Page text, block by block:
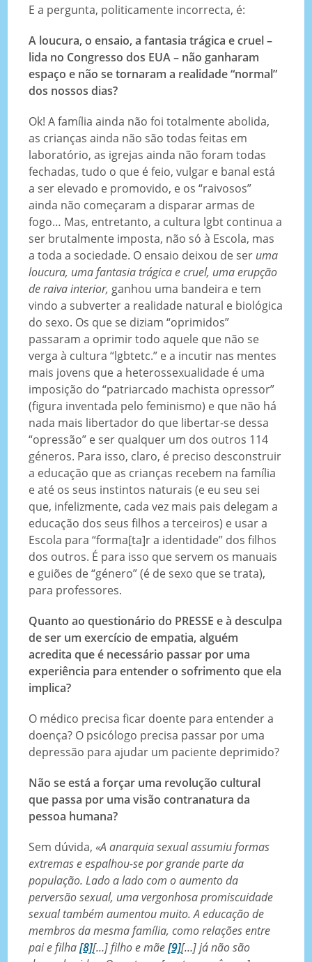
E a pergunta, politicamente incorrecta, é:
A loucura, o ensaio, a fantasia trágica e cruel –
lida no Congresso dos EUA – não ganharam
espaço e não se tornaram a realidade “normal”
dos nossos dias?
Ok! A família ainda não foi totalmente abolida,
as crianças ainda não são todas feitas em
laboratório, as igrejas ainda não foram todas
fechadas, tudo o que é feio, vulgar e banal está
a ser elevado e promovido, e os “raivosos”
ainda não começaram a disparar armas de
fogo… Mas, entretanto, a cultura lgbt continua a
ser brutalmente imposta, não só à Escola, mas
a toda a sociedade. O ensaio deixou de ser uma
loucura, uma fantasia trágica e cruel, uma erupção
de raiva interior, ganhou uma bandeira e tem
vindo a subverter a realidade natural e biológica
do sexo. Os que se diziam “oprimidos”
passaram a oprimir todo aquele que não se
verga à cultura “lgbtetc.” e a incutir nas mentes
mais jovens que a heterossexualidade é uma
imposição do “patriarcado machista opressor”
(figura inventada pelo feminismo) e que não há
nada mais libertador do que libertar-se dessa
“opressão” e ser qualquer um dos outros 114
géneros. Para isso, claro, é preciso desconstruir
a educação que as crianças recebem na família
e até os seus instintos naturais (e eu seu sei
que, infelizmente, cada vez mais pais delegam a
educação dos seus filhos a terceiros) e usar a
Escola para “forma[ta]r a identidade” dos filhos
dos outros. É para isso que servem os manuais
e guiões de “género” (é de sexo que se trata),
para professores.
Quanto ao questionário do PRESSE e à desculpa
de ser um exercício de empatia, alguém
acredita que é necessário passar por uma
experiência para entender o sofrimento que ela
implica?
O médico precisa ficar doente para entender a
doença? O psicólogo precisa passar por uma
depressão para ajudar um paciente deprimido?
Não se está a forçar uma revolução cultural
que passa por uma visão contranatura da
pessoa humana?
Sem dúvida,«A anarquia sexual assumiu formas
extremas e espalhou-se por grande parte da
população. Lado a lado com o aumento da
perversão sexual, uma vergonhosa promiscuidade
sexual também aumentou muito. A educação de
membros da mesma família, como relações entre
pai e filha[8][…] filho e mãe[9][…] já não são